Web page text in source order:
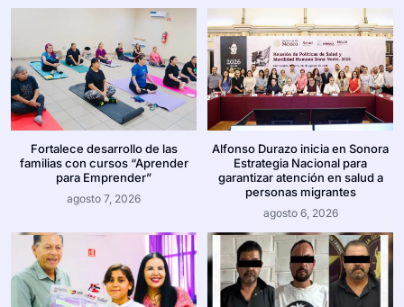
Fortalece desarrollo de las
familias con cursos “Aprender
para Emprender”
agosto 7, 2026
Alfonso Durazo inicia en Sonora
Estrategia Nacional para
garantizar atención en salud a
personas migrantes
agosto 6, 2026